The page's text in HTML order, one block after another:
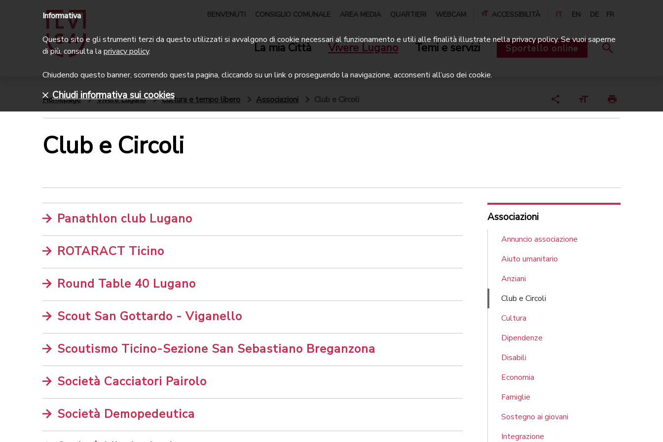
BENVENUTI CONSIGLIO COMUNALE AREA MEDIA QUARTIERI WEBCAM ACCESSIBILITÀ IT EN DE FR
La mia Città Vivere Lugano Temi e servizi Sportello online
Homepage Vivere Lugano Cultura e tempo libero Associazioni Club e Circoli
Club e Circoli
Panathlon club Lugano
ROTARACT Ticino
Round Table 40 Lugano
Scout San Gottardo - Viganello
Scoutismo Ticino-Sezione San Sebastiano Breganzona
Società Cacciatori Pairolo
Società Demopedeutica
Associazioni
Annuncio associazione
Aiuto umanitario
Anziani
Club e Circoli
Cultura
Dipendenze
Disabili
Economia
Famiglie
Sostegno ai giovani
Integrazione
Informativa
Questo sito e gli strumenti terzi da questo utilizzati si avvalgono di cookie necessari al funzionamento e utili alle finalità illustrate nella privacy policy. Se vuoi saperne
di più, consulta la privacy policy.
Chiudendo questo banner, scorrendo questa pagina, cliccando su un link o proseguendo la navigazione, acconsenti all’uso dei cookie.
Chiudi informativa sui cookies